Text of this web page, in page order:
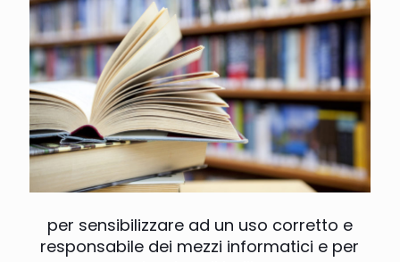
per sensibilizzare ad un uso corretto e
responsabile dei mezzi informatici e per